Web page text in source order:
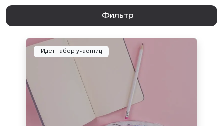
Фильтр
Идет набор участниц